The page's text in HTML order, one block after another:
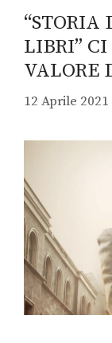
LIBRI”
VALORE
12 Aprile 2021